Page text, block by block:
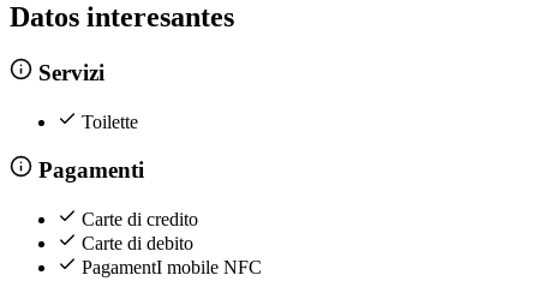
Datos interesantes
Servizi
Toilette
Pagamenti
Carte di credito
Carte di debito
PagamentI mobile NFC